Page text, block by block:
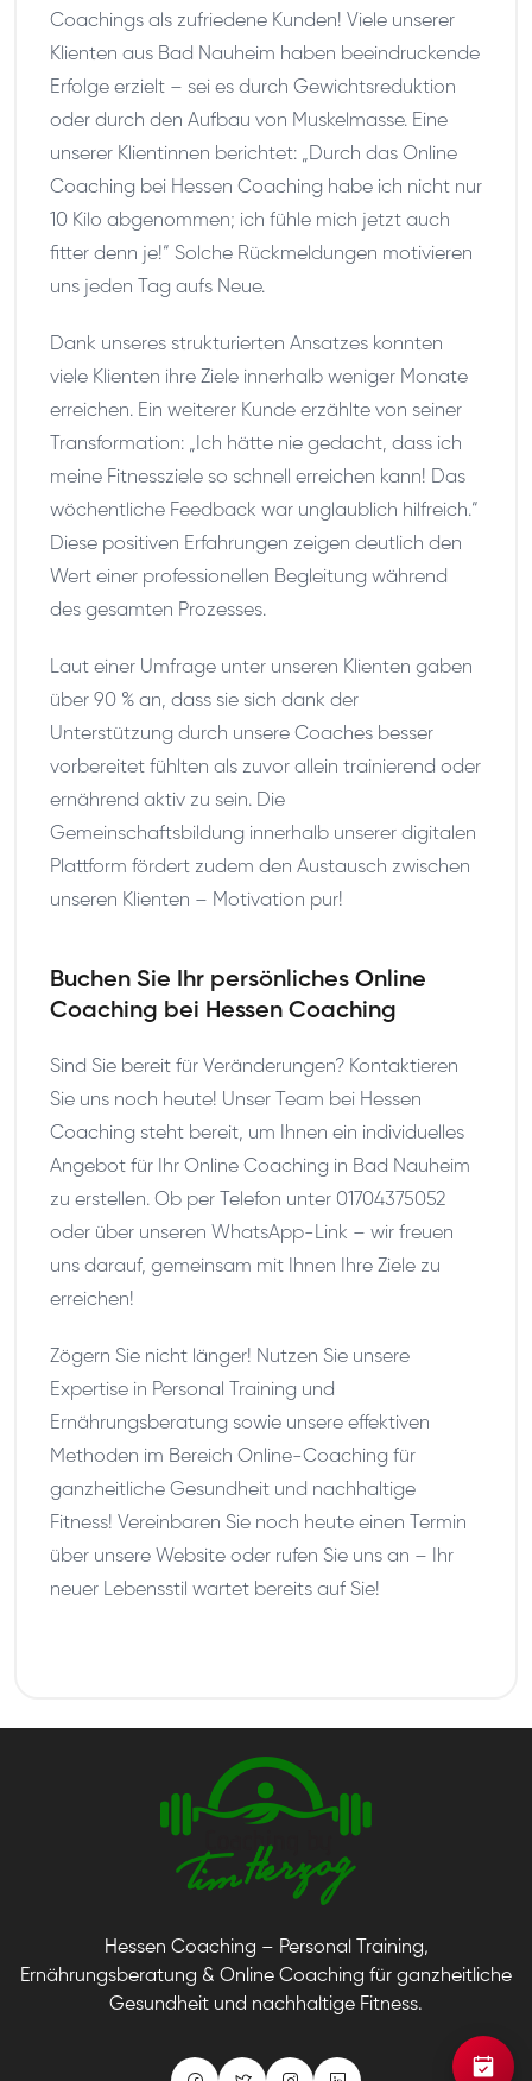
Coachings als zufriedene Kunden! Viele unserer
Klienten aus Bad Nauheim haben beeindruckende
Erfolge erzielt – sei es durch Gewichtsreduktion
oder durch den Aufbau von Muskelmasse. Eine
unserer Klientinnen berichtet: „Durch das Online
Coaching bei Hessen Coaching habe ich nicht nur
10 Kilo abgenommen; ich fühle mich jetzt auch
fitter denn je!“ Solche Rückmeldungen motivieren
uns jeden Tag aufs Neue.
Dank unseres strukturierten Ansatzes konnten
viele Klienten ihre Ziele innerhalb weniger Monate
erreichen. Ein weiterer Kunde erzählte von seiner
Transformation: „Ich hätte nie gedacht, dass ich
meine Fitnessziele so schnell erreichen kann! Das
wöchentliche Feedback war unglaublich hilfreich.“
Diese positiven Erfahrungen zeigen deutlich den
Wert einer professionellen Begleitung während
des gesamten Prozesses.
Laut einer Umfrage unter unseren Klienten gaben
über 90 % an, dass sie sich dank der
Unterstützung durch unsere Coaches besser
vorbereitet fühlten als zuvor allein trainierend oder
ernährend aktiv zu sein. Die
Gemeinschaftsbildung innerhalb unserer digitalen
Plattform fördert zudem den Austausch zwischen
unseren Klienten – Motivation pur!
Buchen Sie Ihr persönliches Online
Coaching bei Hessen Coaching
Sind Sie bereit für Veränderungen? Kontaktieren
Sie uns noch heute! Unser Team bei Hessen
Coaching steht bereit, um Ihnen ein individuelles
Angebot für Ihr Online Coaching in Bad Nauheim
zu erstellen. Ob per Telefon unter 01704375052
oder über unseren WhatsApp-Link – wir freuen
uns darauf, gemeinsam mit Ihnen Ihre Ziele zu
erreichen!
Zögern Sie nicht länger! Nutzen Sie unsere
Expertise in Personal Training und
Ernährungsberatung sowie unsere effektiven
Methoden im Bereich Online-Coaching für
ganzheitliche Gesundheit und nachhaltige
Fitness! Vereinbaren Sie noch heute einen Termin
über unsere Website oder rufen Sie uns an – Ihr
neuer Lebensstil wartet bereits auf Sie!
Hessen Coaching – Personal Training,
Ernährungsberatung & Online Coaching für ganzheitliche
Gesundheit und nachhaltige Fitness.